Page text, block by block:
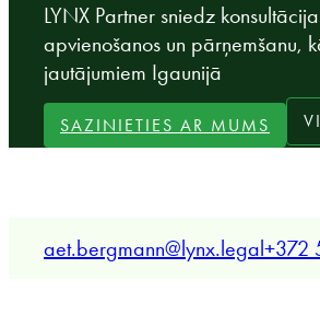
LYNX Partner sniedz
apvienošanos un pārņemšanu,
jautājumiem Igaunijā
SAZINIETIES AR MUMS
aet.bergmann@lynx.legal+372